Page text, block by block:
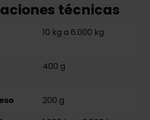
técnicas
10 kg a 6.000 kg
400 g
200 g